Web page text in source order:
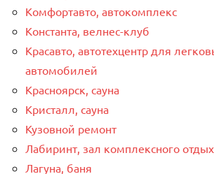
Комфортавто, автокомплекс
Константа, велнес-клуб
Красавто, автотехцентр для
автомобилей
Красноярск, сауна
Кристалл, сауна
Кузовной ремонт
Лабиринт, зал комплексного
Лагуна, баня